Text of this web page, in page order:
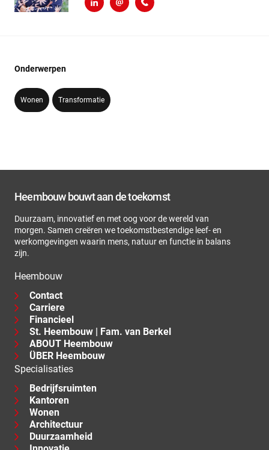
LinkedInm.hofstede@heembouw.nl
071 - 332 00 50
Onderwerpen
Wonen Transformatie
Heembouw bouwt aan de toekomst
Duurzaam, innovatief en met oog voor de wereld van
morgen. Samen creëren we toekomstbestendige leef- en
werkomgevingen waarin mens, natuur en functie in balans
zijn.
Heembouw
Contact
Carriere
Financieel
St. Heembouw | Fam. van Berkel
ABOUT Heembouw
ÜBER Heembouw
Specialisaties
Bedrijfsruimten
Kantoren
Wonen
Architectuur
Duurzaamheid